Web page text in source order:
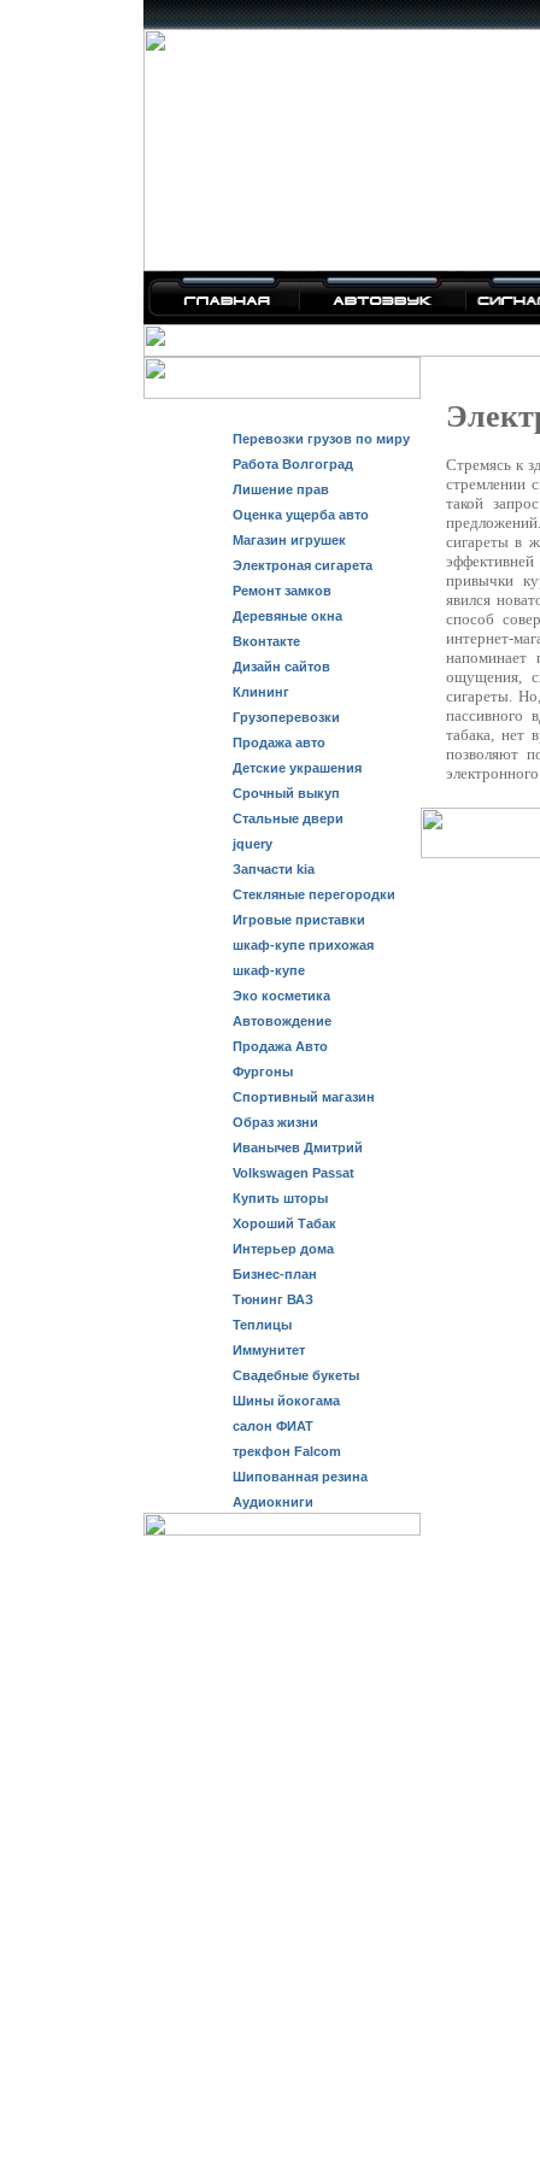
Перевозки грузов по миру
Работа Волгоград
Лишение прав
Оценка ущерба авто
Магазин игрушек
Электроная сигарета
Ремонт замков
Деревяные окна
Вконтакте
Дизайн сайтов
Клининг
Грузоперевозки
Продажа авто
Детские украшения
Срочный выкуп
Стальные двери
jquery
Запчасти kia
Стекляные перегородки
Игровые приставки
шкаф-купе прихожая
шкаф-купе
Эко косметика
Автовождение
Продажа Авто
Фургоны
Спортивный магазин
Образ жизни
Иванычев Дмитрий
Volkswagen Passat
Купить шторы
Хороший Табак
Интерьер дома
Бизнес-план
Тюнинг ВАЗ
Теплицы
Иммунитет
Свадебные букеты
Шины йокогама
салон ФИАТ
трекфон Falcom
Шипованная резина
Аудиокниги
Стремясь к
стремлении
такой
сигареты в
привычки
явился
способ
интернет-
напоминает
ощущения,
сигареты.
пассивного
табака, нет
позволяют